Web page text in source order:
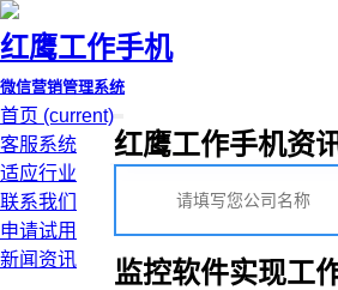
红鹰工作手机
微信营销管理系统
首页 (current)
客服系统
适应行业
联系我们
申请试用
新闻资讯
红鹰工作手机资
监控软件实现工